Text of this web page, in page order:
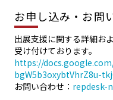
お申し込み・お問
出展支援に関する詳細お
受け付けております。
https://
bgW5b3oxybtVhrZ8u-
お問い合わせ： repdesk-